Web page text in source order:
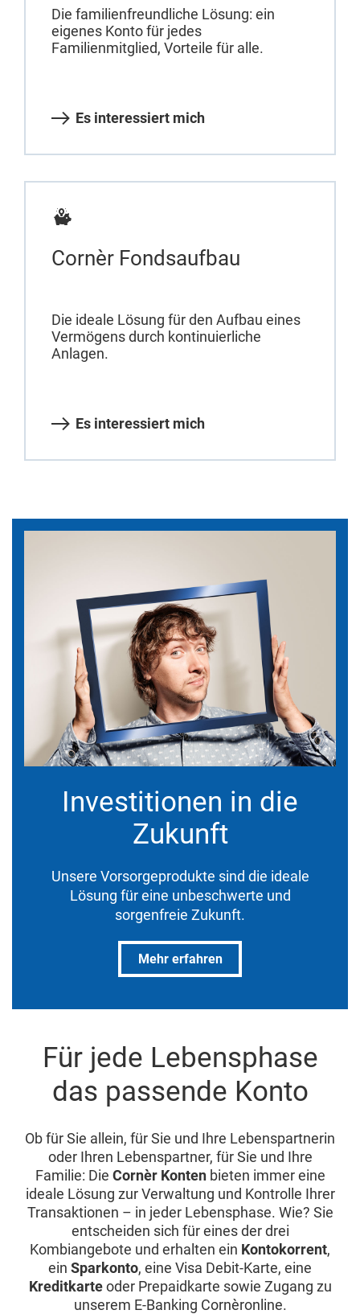
Die familienfreundliche Lösung: ein
eigenes Konto für jedes
Familienmitglied, Vorteile für alle.
Es interessiert mich
Cornèr Fondsaufbau
Die ideale Lösung für den Aufbau eines
Vermögens durch kontinuierliche
Anlagen.
Es interessiert mich
Investitionen in die
Zukunft
Unsere Vorsorgeprodukte sind die ideale
Lösung für eine unbeschwerte und
sorgenfreie Zukunft.
Mehr erfahren
Für jede Lebensphase
das passende Konto
Ob für Sie allein, für Sie und Ihre Lebenspartnerin
oder Ihren Lebenspartner, für Sie und Ihre
Familie: Die Cornèr Kontenbieten immer eine
ideale Lösung zur Verwaltung und Kontrolle Ihrer
Transaktionen – in jeder Lebensphase. Wie? Sie
entscheiden sich für eines der drei
Kombiangebote und erhalten ein Kontokorrent,
ein Sparkonto, eine Visa Debit-Karte, eine
Kreditkarteoder Prepaidkarte sowie Zugang zu
unserem E-Banking Cornèronline.